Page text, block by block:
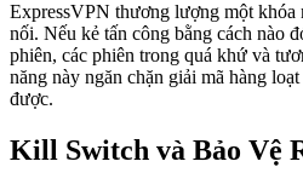
ExpressVPN thương lượng một khóa
nối. Nếu kẻ tấn công bằng cách nào
phiên, các phiên trong quá khứ và
năng này ngăn chặn giải mã hàng
được.
Kill Switch và Bảo Vệ